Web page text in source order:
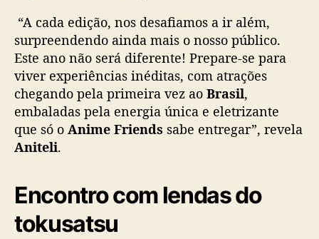
i
á
t
i
a
“A cada edição, nos desafiamos a ir além,
surpreendendo ainda mais o nosso público.
Este ano não será diferente! Prepare-se para
viver experiências inéditas, com atrações
chegando pela primeira vez ao Brasil,
embaladas pela energia única e eletrizante
que só o Anime Friends sabe entregar”, revela
Aniteli.
Encontro com lendas do
tokusatsu